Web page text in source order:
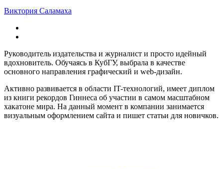
Виктория Саламаха
Руководитель издательства и журналист и просто идейный
вдохновитель. Обучаясь в КубГУ, выбрала в качестве
основного направления графический и web-дизайн.
Активно развивается в области IT-технологий, имеет диплом
из книги рекордов Гиннеса об участии в самом масштабном
хакатоне мира. На данный момент в компании занимается
визуальным оформлением сайта и пишет статьи для новичков.